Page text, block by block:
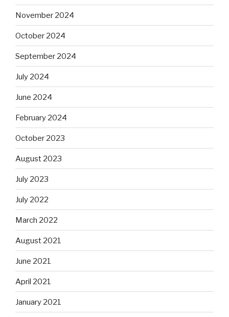
November 2024
October 2024
September 2024
July 2024
June 2024
February 2024
October 2023
August 2023
July 2023
July 2022
March 2022
August 2021
June 2021
April 2021
January 2021